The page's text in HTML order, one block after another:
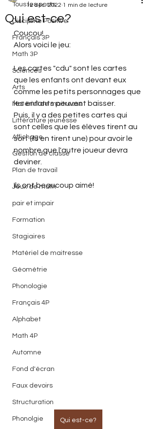
Tous les posts
Discipline Positive
Français 3P
Math 3P
Sciences
Arts
Matériel de maitresse
Littérature jeunesse
Affichage
Gestion de classe
Plan de travail
Jeux de math
pair et impair
Formation
Stagiaires
Matériel de maitresse
Géométrie
Phonologie
Français 4P
Alphabet
Math 4P
Automne
Fond d'écran
Faux devoirs
Structuration
Phonolgie
Qui est-ce?
12 déc. 2022 1 min de lecture
Coucou!
Alors voici le jeu:
Les cartes "cdu" sont les cartes
que les enfants ont devant eux
comme les petits personnages que
les enfants peuvent baisser.
Puis, il y a des petites cartes qui
sont celles que les élèves tirent au
sort (ils en tirent une) pour avoir le
nombre que l'autre joueur devra
deviner.
Ils ont beaucoup aimé!
Qui est-ce?